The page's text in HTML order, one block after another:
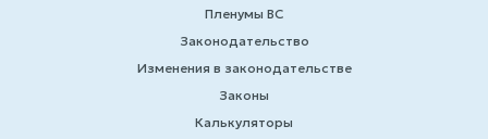
Пленумы ВС
Законодательство
Изменения в законодательстве
Законы
Калькуляторы